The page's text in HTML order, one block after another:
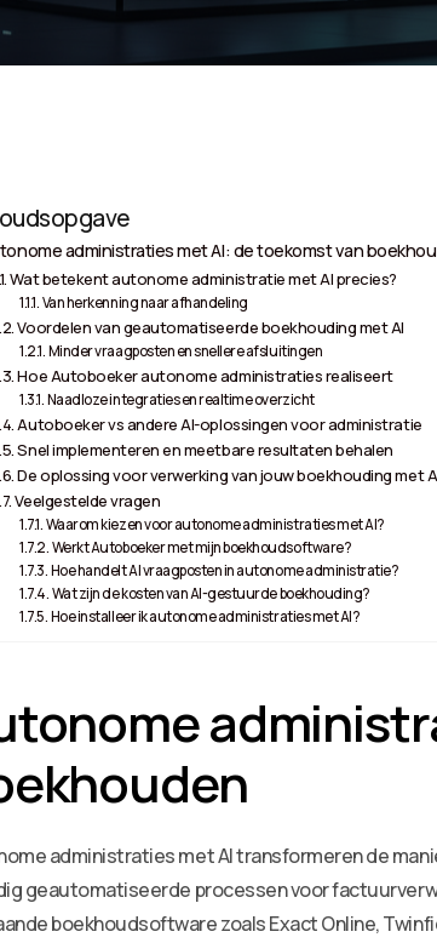
administraties met AI: de toekomst van
Wat betekent autonome administratie met AI precies?
Van herkenning naar afhandeling
Voordelen van geautomatiseerde boekhouding met AI
Minder vraagposten en snellere afsluitingen
Hoe Autoboeker autonome administraties realiseert
Naadloze integraties en realtime overzicht
Autoboeker vs andere AI-oplossingen voor administratie
Snel implementeren en meetbare resultaten behalen
De oplossing voor verwerking van jouw boekhouding met
Veelgestelde vragen
Waarom kiezen voor autonome administraties met AI?
Werkt Autoboeker met mijn boekhoudsoftware?
Hoe handelt AI vraagposten in autonome administratie?
Wat zijn de kosten van AI-gestuurde boekhouding?
Hoe installeer ik autonome administraties met AI?
administraties met AI transformeren de
geautomatiseerde processen voor
boekhoudsoftware zoals Exact Online,